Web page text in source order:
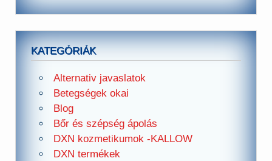
KATEGÓRIÁK
Alternativ javaslatok
Betegségek okai
Blog
Bőr és szépség ápolás
DXN kozmetikumok -KALLOW
DXN termékek